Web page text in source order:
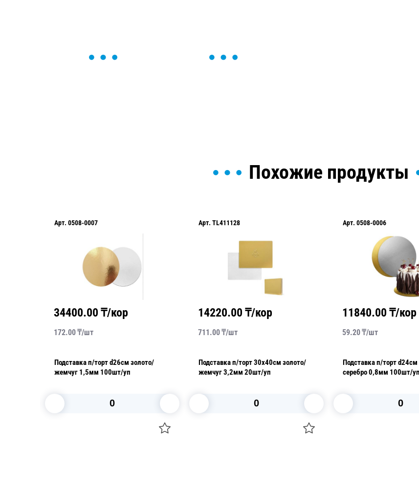
Похожие продукты
Арт. 0508-0007
34400.00 ₸/кор
172.00₸/шт
Подставка п/торт d26см золото/
жемчуг 1,5мм 100шт/уп
Арт. TL411128
14220.00 ₸/кор
711.00₸/шт
Подставка п/торт 30х40см золото/
жемчуг 3,2мм 20шт/уп
Арт. 0508-0006
11840.00 ₸/кор
59.20₸/шт
Подставка п/торт d24см
серебро 0,8мм